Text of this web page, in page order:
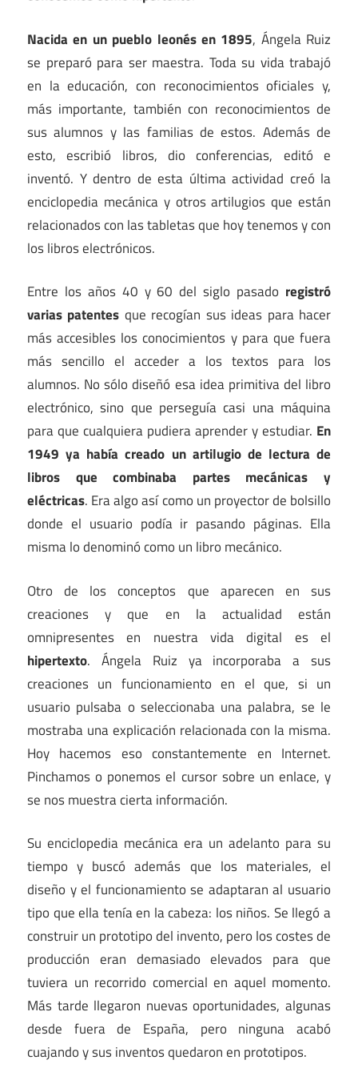
Nacida en un pueblo leonés en 1895, Ángela Ruiz
se preparó para ser maestra. Toda su vida trabajó
en la educación, con reconocimientos oficiales y,
más importante, también con reconocimientos de
sus alumnos y las familias de estos. Además de
esto, escribió libros, dio conferencias, editó e
inventó. Y dentro de esta última actividad creó la
enciclopedia mecánica y otros artilugios que están
relacionados con las tabletas que hoy tenemos y con
los libros electrónicos.
Entre los años 40 y 60 del siglo pasado registró
varias patentes que recogían sus ideas para hacer
más accesibles los conocimientos y para que fuera
más sencillo el acceder a los textos para los
alumnos. No sólo diseñó esa idea primitiva del libro
electrónico, sino que perseguía casi una máquina
para que cualquiera pudiera aprender y estudiar. En
1949 ya había creado un artilugio de lectura de
libros que combinaba partes mecánicas y
eléctricas. Era algo así como un proyector de bolsillo
donde el usuario podía ir pasando páginas. Ella
misma lo denominó como un libro mecánico.
Otro de los conceptos que aparecen en sus
creaciones y que en la actualidad están
omnipresentes en nuestra vida digital es el
hipertexto. Ángela Ruiz ya incorporaba a sus
creaciones un funcionamiento en el que, si un
usuario pulsaba o seleccionaba una palabra, se le
mostraba una explicación relacionada con la misma.
Hoy hacemos eso constantemente en Internet.
Pinchamos o ponemos el cursor sobre un enlace, y
se nos muestra cierta información.
Su enciclopedia mecánica era un adelanto para su
tiempo y buscó además que los materiales, el
diseño y el funcionamiento se adaptaran al usuario
tipo que ella tenía en la cabeza: los niños. Se llegó a
construir un prototipo del invento, pero los costes de
producción eran demasiado elevados para que
tuviera un recorrido comercial en aquel momento.
Más tarde llegaron nuevas oportunidades, algunas
desde fuera de España, pero ninguna acabó
cuajando y sus inventos quedaron en prototipos.